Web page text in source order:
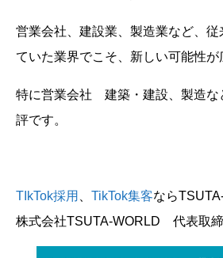
営業会社、建設業、製造業など、従
ていた業界でこそ、新しい可能性が
特に営業会社 建築・建設、製造な
評です。
TIkTok採用 TikTok集客なら
株式会社TSUTA-WORLD 代表取